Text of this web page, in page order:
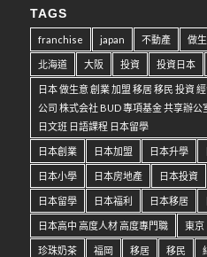
TAGS
franchise japan 不動產 做
北海道 大阪 投資 投資日本
日本 做生意 創業 加盟 移居 移民 投資
公司 株式会社 BUD 專項基金 共享辦
日文班 日語課程 日本留學
日本創業 日本加盟 日本升學
日本小學 日本房地產 日本投資
日本留學 日本福利 日本移居
日本高中 高度人材 高度專門職 東京
珍珠奶茶 福岡 移居 移民